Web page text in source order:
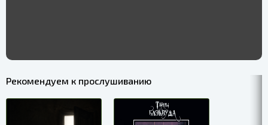
Рекомендуем к прослушиванию